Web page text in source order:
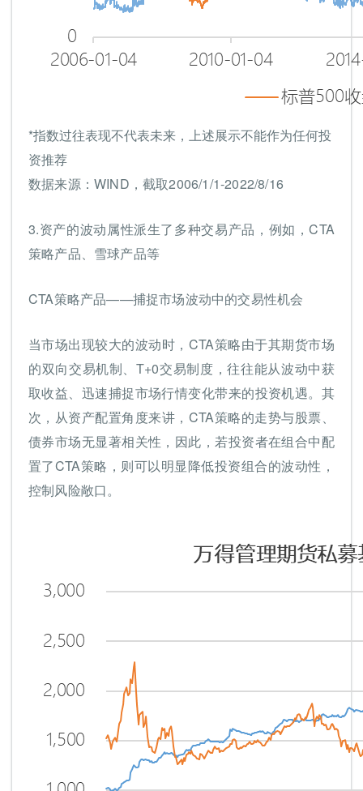
*指数过往表现不代表未来，上述展示不能作为任何投
资推荐
数据来源：WIND，截取2006/1/1-2022/8/16
3.资产的波动属性派生了多种交易产品，例如，CTA
策略产品、雪球产品等
CTA策略产品——捕捉市场波动中的交易性机会
当市场出现较大的波动时，CTA策略由于其期货市场
的双向交易机制、T+0交易制度，往往能从波动中获
取收益、迅速捕捉市场行情变化带来的投资机遇。其
次，从资产配置角度来讲，CTA策略的走势与股票、
债券市场无显著相关性，因此，若投资者在组合中配
置了CTA策略，则可以明显降低投资组合的波动性，
控制风险敞口。